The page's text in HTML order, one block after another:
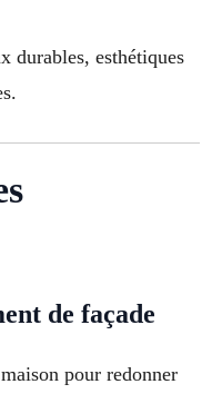
durables, esthétiques
de façade
pour redonner